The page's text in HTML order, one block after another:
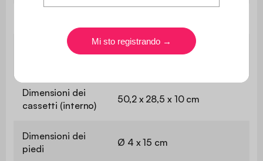
Dimensioni dei
55,5 x 31,5 x 15 cm
Dimensioni dei
cassetti (interno)
50,2 x 28,5 x 10 cm
Dimensioni dei
piedi
Ø 4 x 15 cm